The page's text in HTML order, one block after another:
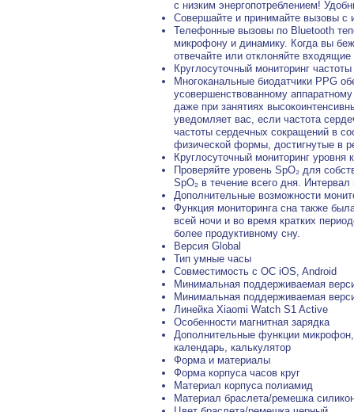
с низким энергопотреблением!
Совершайте и принимайте вызовы с
Телефонные вызовы по Bluetooth
микрофону и динамику. Когда вы
отвечайте или отклоняйте
Круглосуточный мониторинг
Многоканальные биодатчики PPG
усовершенствованному
даже при занятиях
уведомляет вас, если частота
частоты сердечных сокращений в
физической формы, достигнутые в
Круглосуточный мониторинг уровня
Проверяйте уровень SpO₂ для
SpO₂ в течение всего дня.
Дополнительные возможности
Функция мониторинга сна также
всей ночи и во время кратких
более продуктивному сну.
Версия Global
Тип умные часы
Совместимость с ОС iOS, Android
Минимальная поддерживаемая
Минимальная поддерживаемая
Линейка Xiaomi Watch S1 Active
Особенности магнитная зарядка
Дополнительные функции
календарь, калькулятор
Форма и материалы
Форма корпуса часов круг
Материал корпуса полиамид
Материал браслета/ремешка